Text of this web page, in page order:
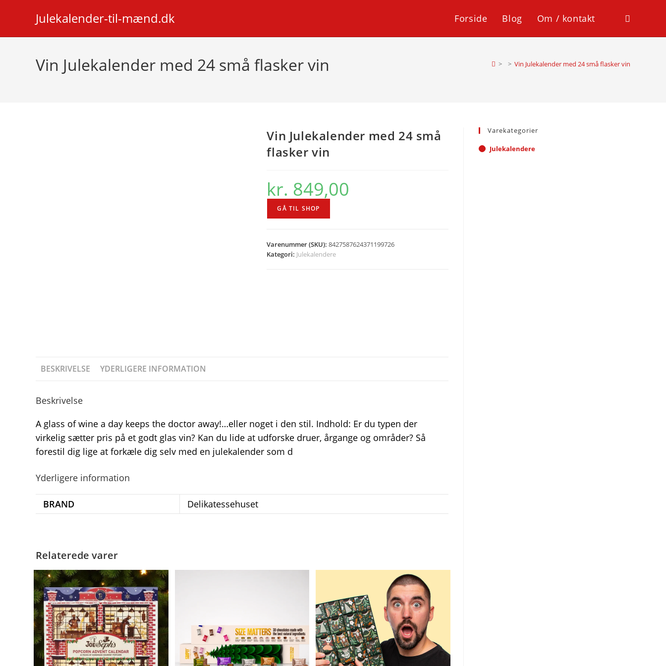
Julekalender-til-mænd.dk Forside Blog Om / kontakt Toggle
Vin Julekalender med 24 små flasker vin > > Vin Julekalender med 24 små flasker vin
Vin Julekalender med 24 små
flasker vin
kr. 849,00
GÅ TIL SHOP
Varenummer (SKU):8427587624371199726
Kategori: Julekalendere
BESKRIVELSE YDERLIGERE INFORMATION
Beskrivelse
A glass of wine a day keeps the doctor away!…eller noget i den stil. Indhold: Er du typen der
virkelig sætter pris på et godt glas vin? Kan du lide at udforske druer, årgange og områder? Så
forestil dig lige at forkæle dig selv med en julekalender som d
Yderligere information
BRAND Delikatessehuset
Relaterede varer
Varekategorier
Julekalendere